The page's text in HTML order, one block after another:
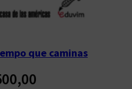
que caminas